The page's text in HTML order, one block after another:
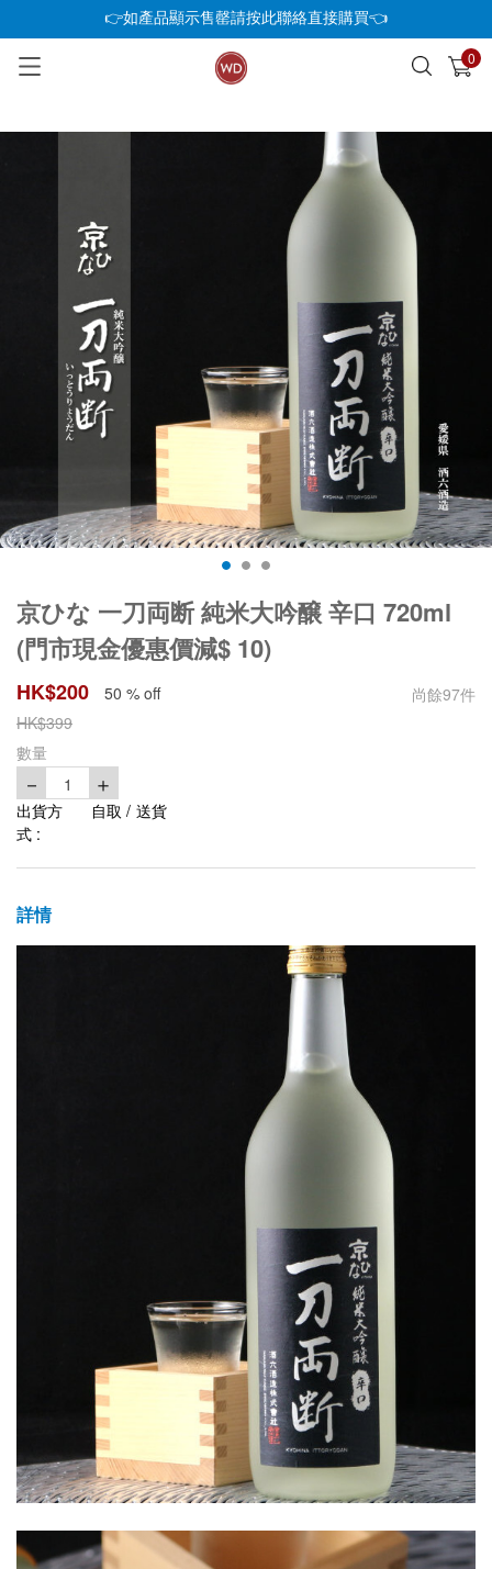
👉如產品顯示售罄請按此聯絡直接購買👈
0
已加入購物車 查看
京ひな 一刀両断 純米大吟醸 辛口 720ml
(門市現金優惠價減$ 10)
HK$200 50 % off 尚餘97件
HK$399
數量
－ 1 ＋
出貨方
式 :
自取 / 送貨
詳情